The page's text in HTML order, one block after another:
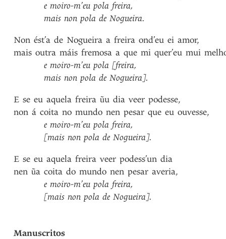
e moiro-m’eu pola freira,
mais non pola de Nogueira.
Non ést’a de Nogueira a freira ond’eu ei amor,
mais outra máis fremosa a que mi quer’eu mui
e moiro-m’eu pola [freira,
mais non pola de Nogueira].
E se eu aquela freira ũu dia veer podesse,
non á coita no mundo nen pesar que eu ouvesse,
e moiro-m’eu pola freira,
[mais non pola de Nogueira].
E se eu aquela freira veer podess’un dia
nen ũa coita do mundo nen pesar averia,
e moiro-m’eu pola freira,
[mais non pola de Nogueira].
Manuscritos